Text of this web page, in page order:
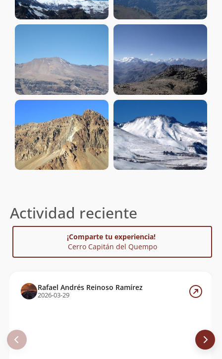
Actividad reciente
¡Comparte tu experiencia!
Cerro Capitán del Quempo
Rafael Andrés Reinoso Ramírez
2026-03-29